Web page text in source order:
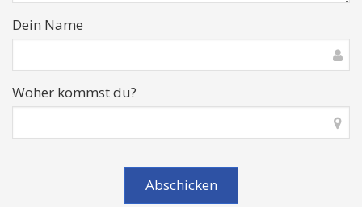
Dein Name
Woher kommst du?